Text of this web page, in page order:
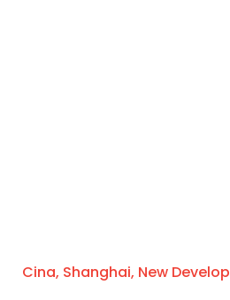
Cina, Shanghai, New